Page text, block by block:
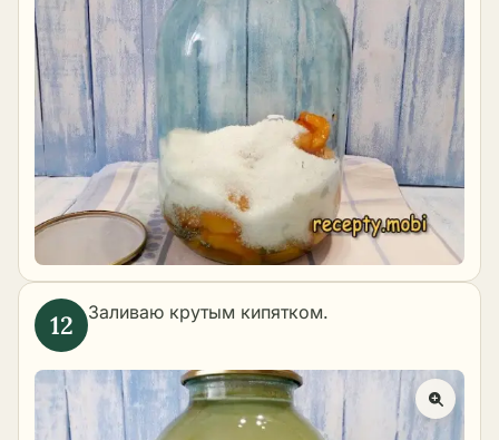
Заливаю крутым кипятком.